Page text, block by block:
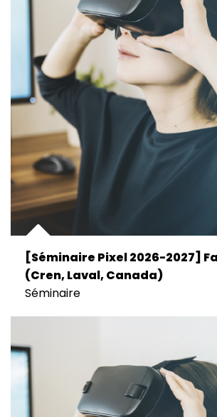
[Séminaire Pixel 2026-2027]
(Cren, Laval, Canada)
Séminaire